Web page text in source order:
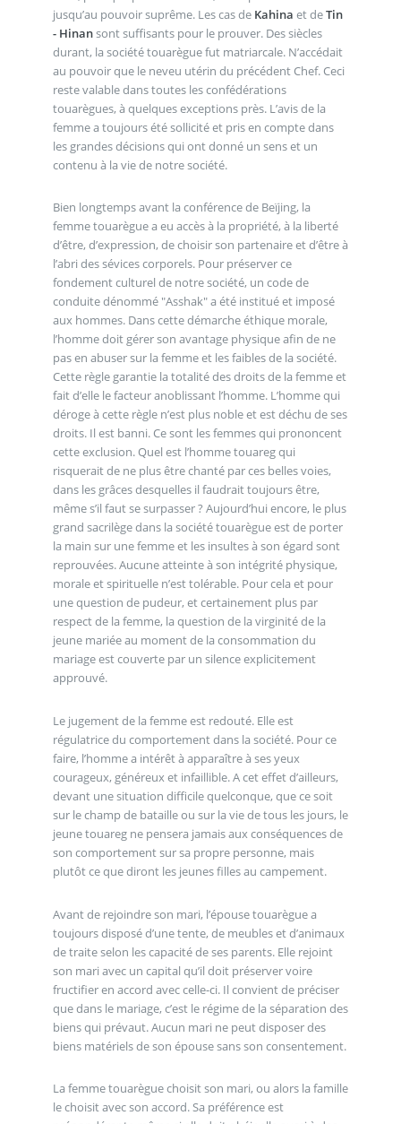
jusqu’au pouvoir suprême. Les cas de Kahina et deTin
- Hinansont suffisants pour le prouver. Des siècles
durant, la société touarègue fut matriarcale. N’accédait
au pouvoir que le neveu utérin du précédent Chef. Ceci
reste valable dans toutes les confédérations
touarègues, à quelques exceptions près. L’avis de la
femme a toujours été sollicité et pris en compte dans
les grandes décisions qui ont donné un sens et un
contenu à la vie de notre société.
Bien longtemps avant la conférence de Beïjing, la
femme touarègue a eu accès à la propriété, à la liberté
d’être, d’expression, de choisir son partenaire et d’être à
l’abri des sévices corporels. Pour préserver ce
fondement culturel de notre société, un code de
conduite dénommé "Asshak" a été institué et imposé
aux hommes. Dans cette démarche éthique morale,
l’homme doit gérer son avantage physique afin de ne
pas en abuser sur la femme et les faibles de la société.
Cette règle garantie la totalité des droits de la femme et
fait d’elle le facteur anoblissant l’homme. L’homme qui
déroge à cette règle n’est plus noble et est déchu de ses
droits. Il est banni. Ce sont les femmes qui prononcent
cette exclusion. Quel est l’homme touareg qui
risquerait de ne plus être chanté par ces belles voies,
dans les grâces desquelles il faudrait toujours être,
même s’il faut se surpasser ? Aujourd’hui encore, le plus
grand sacrilège dans la société touarègue est de porter
la main sur une femme et les insultes à son égard sont
reprouvées. Aucune atteinte à son intégrité physique,
morale et spirituelle n’est tolérable. Pour cela et pour
une question de pudeur, et certainement plus par
respect de la femme, la question de la virginité de la
jeune mariée au moment de la consommation du
mariage est couverte par un silence explicitement
approuvé.
Le jugement de la femme est redouté. Elle est
régulatrice du comportement dans la société. Pour ce
faire, l’homme a intérêt à apparaître à ses yeux
courageux, généreux et infaillible. A cet effet d’ailleurs,
devant une situation difficile quelconque, que ce soit
sur le champ de bataille ou sur la vie de tous les jours, le
jeune touareg ne pensera jamais aux conséquences de
son comportement sur sa propre personne, mais
plutôt ce que diront les jeunes filles au campement.
Avant de rejoindre son mari, l’épouse touarègue a
toujours disposé d’une tente, de meubles et d’animaux
de traite selon les capacité de ses parents. Elle rejoint
son mari avec un capital qu’il doit préserver voire
fructifier en accord avec celle-ci. Il convient de préciser
que dans le mariage, c’est le régime de la séparation des
biens qui prévaut. Aucun mari ne peut disposer des
biens matériels de son épouse sans son consentement.
La femme touarègue choisit son mari, ou alors la famille
le choisit avec son accord. Sa préférence est